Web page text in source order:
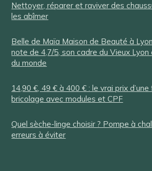
Nettoyer, réparer et raviver des
les abîmer
Belle de Maïa Maison de Beauté à
note de 4,7/5, son cadre du Vieux
du monde
14,90 €, 49 € à 400 € : le vrai prix
bricolage avec modules et CPF
Quel sèche-linge choisir ? Pompe à
erreurs à éviter